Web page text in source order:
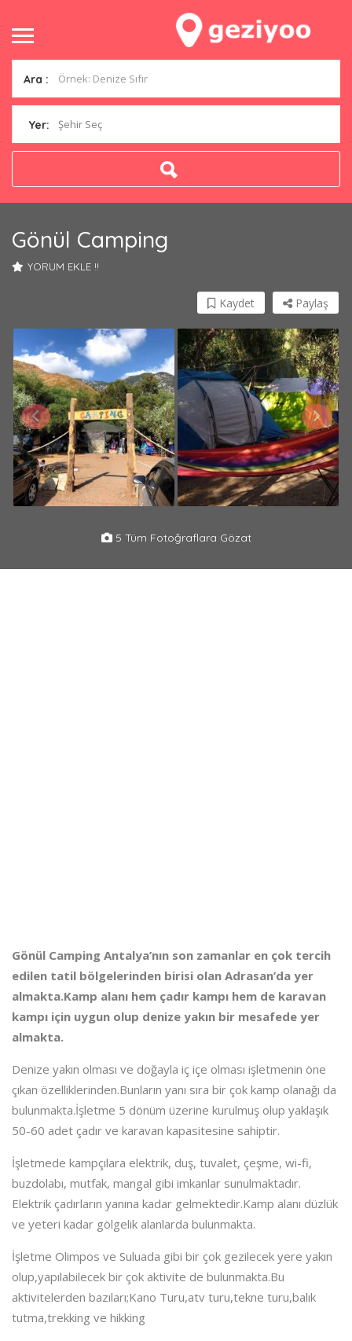
Ara :
Yer: Şehir Seç
Gönül Camping
YORUM EKLE !!
Paylaş
Kaydet
5 Tüm Fotoğraflara Gözat
Gönül Camping Antalya’nın son zamanlar en çok tercih
edilen tatil bölgelerinden birisi olan Adrasan’da yer
almakta.Kamp alanı hem çadır kampı hem de karavan
kampı için uygun olup denize yakın bir mesafede yer
almakta.
Denize yakın olması ve doğayla iç içe olması işletmenin öne
çıkan özelliklerinden.Bunların yanı sıra bir çok kamp olanağı da
bulunmakta.İşletme 5 dönüm üzerine kurulmuş olup yaklaşık
50-60 adet çadır ve karavan kapasitesine sahiptir.
İşletmede kampçılara elektrik, duş, tuvalet, çeşme, wi-fi,
buzdolabı, mutfak, mangal gibi imkanlar sunulmaktadır.
Elektrik çadırların yanına kadar gelmektedir.Kamp alanı düzlük
ve yeteri kadar gölgelik alanlarda bulunmakta.
İşletme Olimpos ve Suluada gibi bir çok gezilecek yere yakın
olup,yapılabilecek bir çok aktivite de bulunmakta.Bu
aktivitelerden bazıları;Kano Turu,atv turu,tekne turu,balık
tutma,trekking ve hikking